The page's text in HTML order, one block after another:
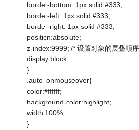
border-bottom: 1px solid #333;
border-left: 1px solid #333;
border-right: 1px solid #333;
position:absolute;
z-index:9999; /* 设置对象的层叠顺
display:block;
}
.auto_onmouseover{
color:#ffffff;
background-color:highlight;
width:100%;
}